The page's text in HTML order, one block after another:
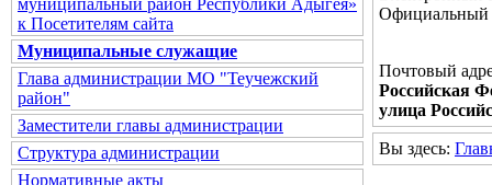
муниципальный район Республики Адыгея»
к Посетителям сайта
Муниципальные служащие
Глава администрации МО "Теучежский
район"
Заместители главы администрации
Структура администрации
Нормативные акты
Официальный
Почтовый
Российская
улица
Вы здесь: